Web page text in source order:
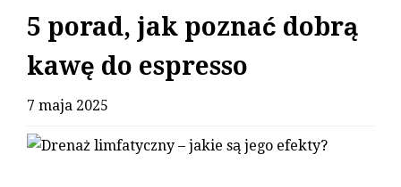
5 porad, jak poznać dobrą
kawę do espresso
7 maja 2025